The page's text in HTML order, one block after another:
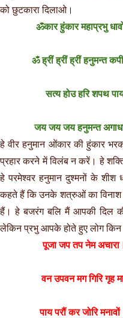
को छुटकारा दिलाओ।
ॐकार हुंकार महाप्रभु
ॐ ह्रीं ह्रीं ह्रीं हनुमन्त
सत्य होउ हरि शपथ
जय जय जय हनुमन्त
हे वीर हनुमान ओंकार की हुंकार
प्रहार करने में विलंब न करें। हे
हे परमेश्वर हनुमान दुश्मनों के
कहते हैं कि उनके शत्रुओं का विनाश
हैं। हे बजरंग बलि मैं आपकी दिल
लेकिन प्रभु आपके होते हुए लोग किन
पूजा जप तप नेम
वन उपवन मग गिरि गृह
पाय परौं कर जोरि